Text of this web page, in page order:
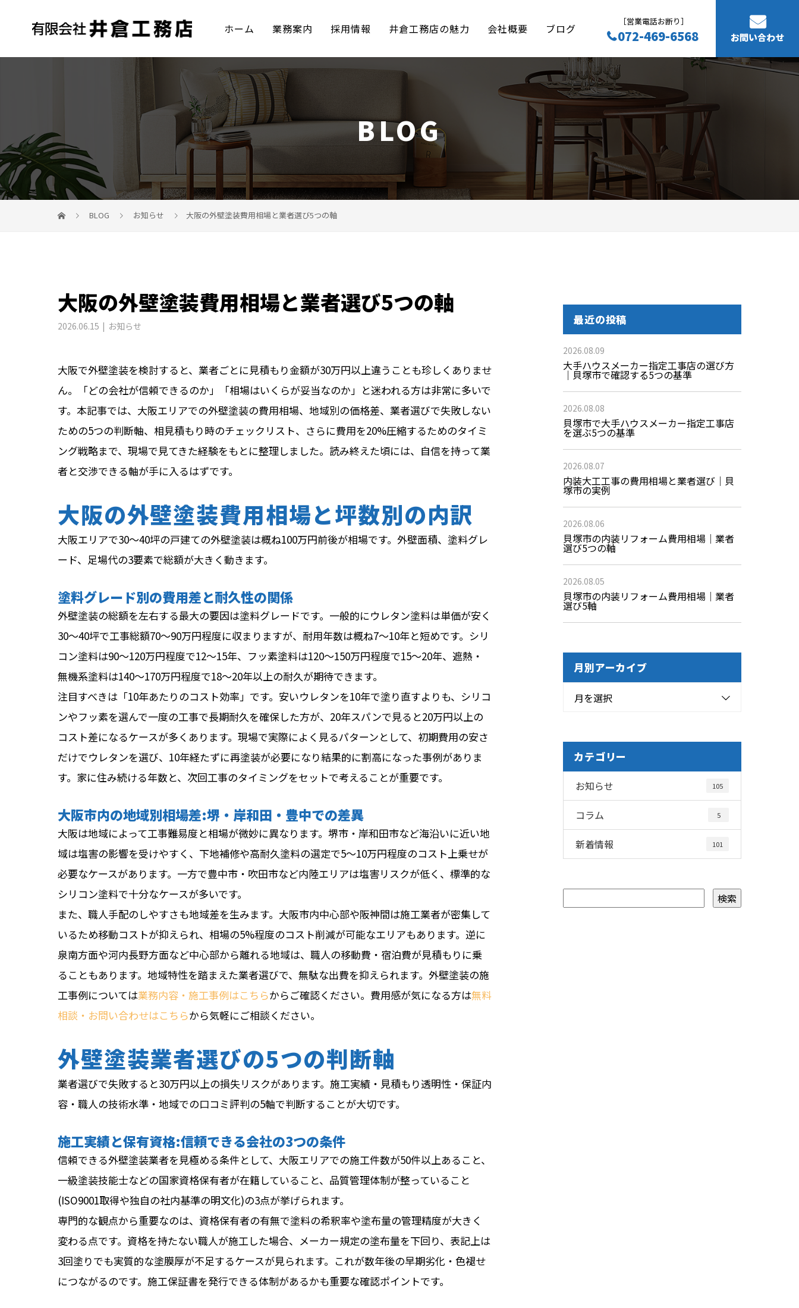
ホーム 業務案内 採用情報 井倉工務店の魅力 会社概要 ブログ ［営業電話お断り］
072-469-6568 お問い合わせ
BLOG
BLOG お知らせ 大阪の外壁塗装費用相場と業者選び5つの軸
大阪の外壁塗装費用相場と業者選び5つの軸
2026.06.15 お知らせ
大阪で外壁塗装を検討すると、業者ごとに見積もり金額が30万円以上違うことも珍しくありませ
ん。「どの会社が信頼できるのか」「相場はいくらが妥当なのか」と迷われる方は非常に多いで
す。本記事では、大阪エリアでの外壁塗装の費用相場、地域別の価格差、業者選びで失敗しない
ための5つの判断軸、相見積もり時のチェックリスト、さらに費用を20%圧縮するためのタイミ
ング戦略まで、現場で見てきた経験をもとに整理しました。読み終えた頃には、自信を持って業
者と交渉できる軸が手に入るはずです。
大阪の外壁塗装費用相場と坪数別の内訳
大阪エリアで30〜40坪の戸建ての外壁塗装は概ね100万円前後が相場です。外壁面積、塗料グレ
ード、足場代の3要素で総額が大きく動きます。
塗料グレード別の費用差と耐久性の関係
外壁塗装の総額を左右する最大の要因は塗料グレードです。一般的にウレタン塗料は単価が安く
30〜40坪で工事総額70〜90万円程度に収まりますが、耐用年数は概ね7〜10年と短めです。シリ
コン塗料は90〜120万円程度で12〜15年、フッ素塗料は120〜150万円程度で15〜20年、遮熱・
無機系塗料は140〜170万円程度で18〜20年以上の耐久が期待できます。
注目すべきは「10年あたりのコスト効率」です。安いウレタンを10年で塗り直すよりも、シリコ
ンやフッ素を選んで一度の工事で長期耐久を確保した方が、20年スパンで見ると20万円以上の
コスト差になるケースが多くあります。現場で実際によく見るパターンとして、初期費用の安さ
だけでウレタンを選び、10年経たずに再塗装が必要になり結果的に割高になった事例がありま
す。家に住み続ける年数と、次回工事のタイミングをセットで考えることが重要です。
大阪市内の地域別相場差:堺・岸和田・豊中での差異
大阪は地域によって工事難易度と相場が微妙に異なります。堺市・岸和田市など海沿いに近い地
域は塩害の影響を受けやすく、下地補修や高耐久塗料の選定で5〜10万円程度のコスト上乗せが
必要なケースがあります。一方で豊中市・吹田市など内陸エリアは塩害リスクが低く、標準的な
シリコン塗料で十分なケースが多いです。
また、職人手配のしやすさも地域差を生みます。大阪市内中心部や阪神間は施工業者が密集して
いるため移動コストが抑えられ、相場の5%程度のコスト削減が可能なエリアもあります。逆に
泉南方面や河内長野方面など中心部から離れる地域は、職人の移動費・宿泊費が見積もりに乗
ることもあります。地域特性を踏まえた業者選びで、無駄な出費を抑えられます。外壁塗装の施
工事例については業務内容・施工事例はこちらからご確認ください。費用感が気になる方は無料
相談・お問い合わせはこちらから気軽にご相談ください。
外壁塗装業者選びの5つの判断軸
業者選びで失敗すると30万円以上の損失リスクがあります。施工実績・見積もり透明性・保証内
容・職人の技術水準・地域での口コミ評判の5軸で判断することが大切です。
施工実績と保有資格:信頼できる会社の3つの条件
信頼できる外壁塗装業者を見極める条件として、大阪エリアでの施工件数が50件以上あること、
一級塗装技能士などの国家資格保有者が在籍していること、品質管理体制が整っていること
(ISO9001取得や独自の社内基準の明文化)の3点が挙げられます。
専門的な観点から重要なのは、資格保有者の有無で塗料の希釈率や塗布量の管理精度が大きく
変わる点です。資格を持たない職人が施工した場合、メーカー規定の塗布量を下回り、表記上は
3回塗りでも実質的な塗膜厚が不足するケースが見られます。これが数年後の早期劣化・色褪せ
につながるのです。施工保証書を発行できる体制があるかも重要な確認ポイントです。
最近の投稿
2026.08.09
大手ハウスメーカー指定工事店の選び方
｜貝塚市で確認する5つの基準
2026.08.08
貝塚市で大手ハウスメーカー指定工事店
を選ぶ5つの基準
2026.08.07
内装大工工事の費用相場と業者選び｜貝
塚市の実例
2026.08.06
貝塚市の内装リフォーム費用相場｜業者
選び5つの軸
2026.08.05
貝塚市の内装リフォーム費用相場｜業者
選び5軸
月別アーカイブ
月を選択
カテゴリー
お知らせ 105
コラム 5
新着情報 101